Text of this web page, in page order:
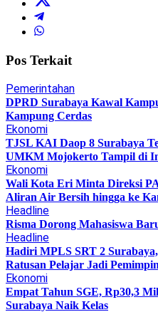
Pos Terkait
Pemerintahan
DPRD Surabaya Kawal
Kampung Cerdas
Ekonomi
TJSL KAI Daop 8 Surabaya
UMKM Mojokerto Tampil di
Ekonomi
Wali Kota Eri Minta Direksi
Aliran Air Bersih hingga ke
Headline
Risma Dorong Mahasiswa
Headline
Hadiri MPLS SRT 2
Ratusan Pelajar Jadi
Ekonomi
Empat Tahun SGE, Rp30,3
Surabaya Naik Kelas